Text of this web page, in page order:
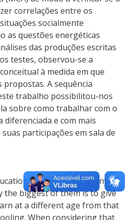
correlações entre os
socialmente
as questões energéticas
das produções escritas
testes, observou-se a
à medida em que
propostas. A sequência
trabalho possibilitou-nos
sobre como trabalhar com o
diferenciada e com mais
participações em sala de
(YAE) presents many
the biggest of them is to give
at a different age from that
When considering that